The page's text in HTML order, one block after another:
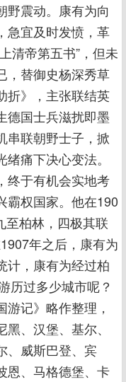
野震动。康有为向
急宜及时发愤，革
清帝第五书”，但未
，替御史杨深秀草
折》，主张联结英
德国士兵滋扰即墨
串联朝野士子，掀
痛下决心变法。
终于有机会实地考
霸权国家。他在190
至柏林，四极其联
年之后，康有为
计，康有为经过柏
历过多少城市呢？
记》略作整理，
、汉堡、基尔、
、威斯巴登、宾
恩、马格德堡、卡